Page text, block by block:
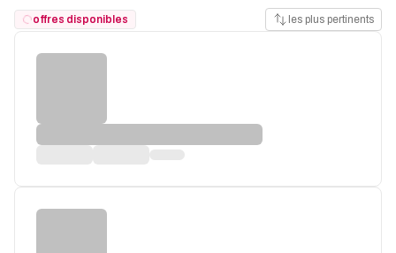
offres disponibles les plus pertinents